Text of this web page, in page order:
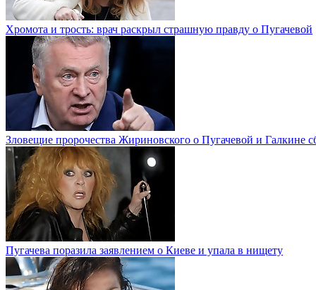
Хромота и трость: врач раскрыл страшную правду о Пугачевой
Зловещие пророчества Жириновского о Пугачевой и Галкине
Пугачева поразила заявлением о Киеве и упала в нищету